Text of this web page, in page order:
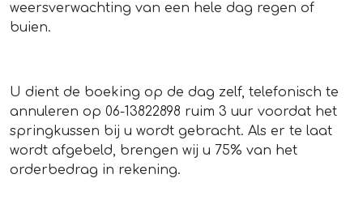
weersverwachting van een hele dag regen of
buien.
U dient de boeking op de dag zelf, telefonisch te
annuleren op 06-13822898 ruim 3 uur voordat het
springkussen bij u wordt gebracht. Als er te laat
wordt afgebeld, brengen wij u 75% van het
orderbedrag in rekening.